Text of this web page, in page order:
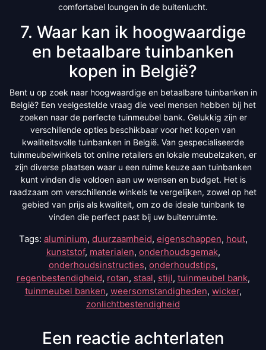
comfortabel loungen in de buitenlucht.
7. Waar kan ik hoogwaardige
en betaalbare tuinbanken
kopen in België?
Bent u op zoek naar hoogwaardige en betaalbare tuinbanken in
België? Een veelgestelde vraag die veel mensen hebben bij het
zoeken naar de perfecte tuinmeubel bank. Gelukkig zijn er
verschillende opties beschikbaar voor het kopen van
kwaliteitsvolle tuinbanken in België. Van gespecialiseerde
tuinmeubelwinkels tot online retailers en lokale meubelzaken, er
zijn diverse plaatsen waar u een ruime keuze aan tuinbanken
kunt vinden die voldoen aan uw wensen en budget. Het is
raadzaam om verschillende winkels te vergelijken, zowel op het
gebied van prijs als kwaliteit, om zo de ideale tuinbank te
vinden die perfect past bij uw buitenruimte.
Tags: aluminium, duurzaamheid, eigenschappen, hout,
kunststof, materialen, onderhoudsgemak,
onderhoudsinstructies, onderhoudstips,
regenbestendigheid, rotan, staal, stijl, tuinmeubel bank,
tuinmeubel banken, weersomstandigheden, wicker,
zonlichtbestendigheid
Een reactie achterlaten